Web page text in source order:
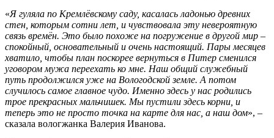
«Я гуляла по Кремлёвскому саду, касалась ладонью древних
стен, которым сотни лет, и чувствовала эту невероятную
связь времён. Это было похоже на погружение в другой мир –
спокойный, основательный и очень настоящий. Пары месяцев
хватило, чтобы план поскорее вернуться в Питер сменился
уговором мужа переехать ко мне. Наш общий служебный
путь продолжился уже на Вологодской земле. А потом
случилось самое главное чудо. Именно здесь у нас родились
трое прекрасных мальчишек. Мы пустили здесь корни, и
теперь это не просто точка на карте для нас, а наш дом», –
сказала вологжанка Валерия Иванова.